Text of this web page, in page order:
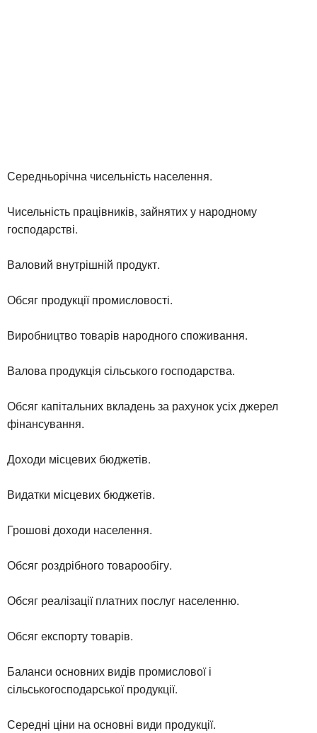
Середньорічна чисельність населення.
Чисельність працівників, зайнятих у народному
господарстві.
Валовий внутрішній продукт.
Обсяг продукції промисловості.
Виробництво товарів народного споживання.
Валова продукція сільського господарства.
Обсяг капітальних вкладень за рахунок усіх джерел
фінансування.
Доходи місцевих бюджетів.
Видатки місцевих бюджетів.
Грошові доходи населення.
Обсяг роздрібного товарообігу.
Обсяг реалізації платних послуг населенню.
Обсяг експорту товарів.
Баланси основних видів промислової і
сільськогосподарської продукції.
Середні ціни на основні види продукції.